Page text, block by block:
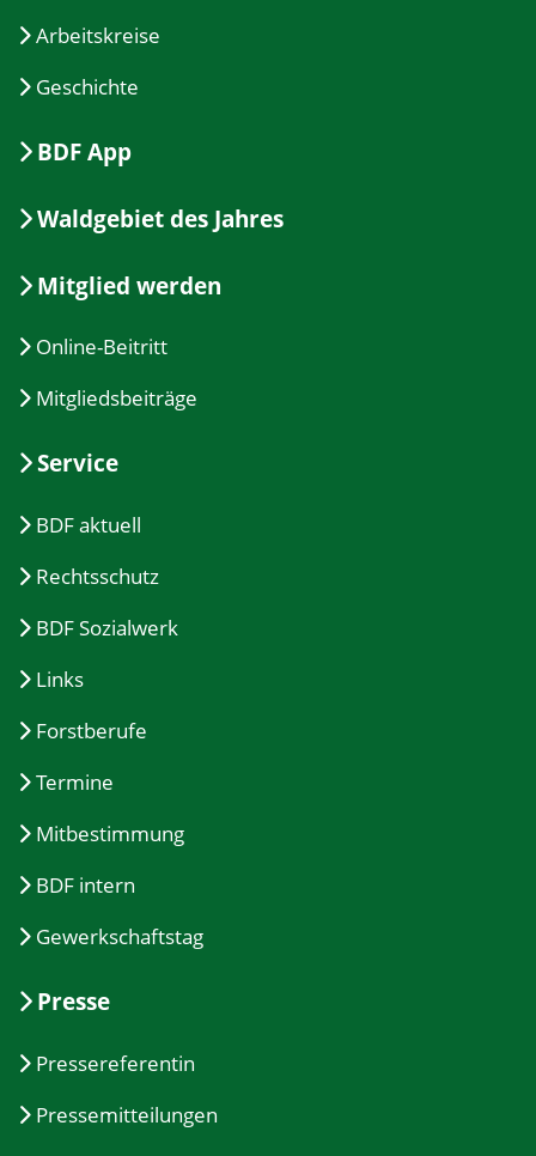
Arbeitskreise
Geschichte
BDF App
Waldgebiet des Jahres
Mitglied werden
Online-Beitritt
Mitgliedsbeiträge
Service
BDF aktuell
Rechtsschutz
BDF Sozialwerk
Links
Forstberufe
Termine
Mitbestimmung
BDF intern
Gewerkschaftstag
Presse
Pressereferentin
Pressemitteilungen